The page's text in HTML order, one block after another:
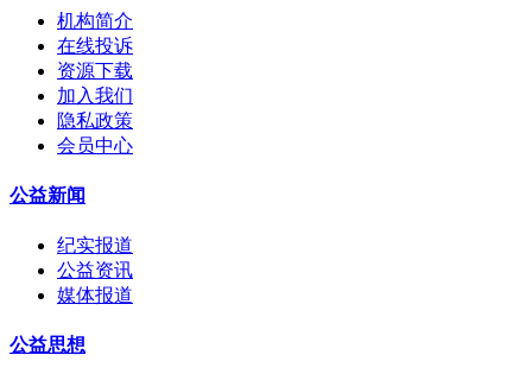
机构简介
在线投诉
资源下载
加入我们
隐私政策
会员中心
公益新闻
纪实报道
公益资讯
媒体报道
公益思想